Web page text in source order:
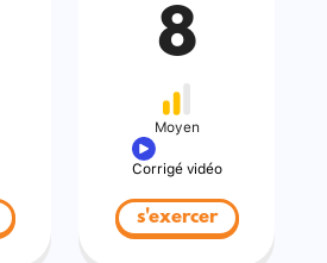
8
Moyen
Corrigé vidéo
s'exercer